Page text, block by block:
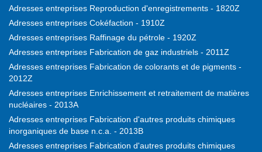
Adresses entreprises Reproduction d'enregistrements - 1820Z
Adresses entreprises Cokéfaction - 1910Z
Adresses entreprises Raffinage du pétrole - 1920Z
Adresses entreprises Fabrication de gaz industriels - 2011Z
Adresses entreprises Fabrication de colorants et de pigments -
2012Z
Adresses entreprises Enrichissement et retraitement de matières
nucléaires - 2013A
Adresses entreprises Fabrication d'autres produits chimiques
inorganiques de base n.c.a. - 2013B
Adresses entreprises Fabrication d'autres produits chimiques